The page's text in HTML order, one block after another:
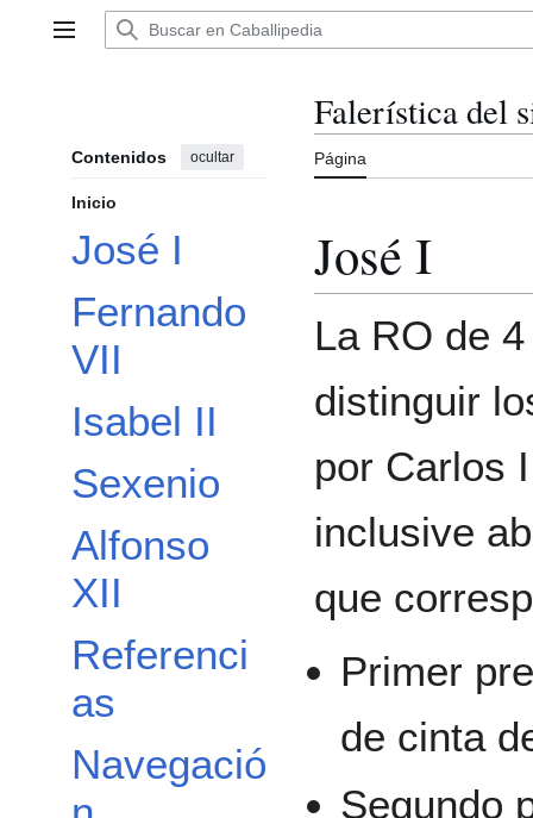
Menú principal
Contenidos ocultar
Inicio
José I
Fernando
VII
Isabel II
Sexenio
Alfonso
XII
Referenci
as
Navegació
Falerística del
Página
José I
La RO de
distinguir
por Carlos
inclusive
que
Primer
de cinta
Segundo